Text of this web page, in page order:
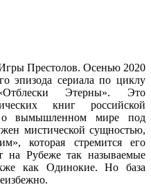
Престолов. Осенью 2020
эпизода сериала по циклу
Этерны». Это
книг российской
вымышленном мире под
мистической сущностью,
которая стремится его
на Рубеже так называемые
как Одинокие. Но база